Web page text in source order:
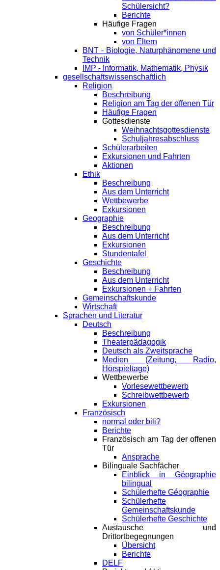
Schülersicht?
Berichte
Häufige Fragen
von Schüler*innen
von Eltern
BNT - Biologie, Naturphänomene und
Technik
IMP - Informatik, Mathematik, Physik
gesellschaftswissenschaftlich
Religion
Beschreibung
Religion am Tag der offenen Tür
Häufige Fragen
Gottesdienste
Weihnachtsgottesdienste
Schuljahresabschluss
Schülerarbeiten
Exkursionen und Fahrten
Aktionen
Ethik
Beschreibung
Aus dem Unterricht
Wettbewerbe
Exkursionen
Geographie
Beschreibung
Aus dem Unterricht
Exkursionen
Stundentafel
Geschichte
Beschreibung
Aus dem Unterricht
Exkursionen + Fahrten
Gemeinschaftskunde
Wirtschaft
Sprachen und Literatur
Deutsch
Beschreibung
Theaterpädagogik
Deutsch als Zweitsprache
Medien (Zeitung, Radio,
Hörspieltage)
Wettbewerbe
Vorlesewettbewerb
Schreibwettbewerb
Exkursionen
Französisch
normal oder bili?
Berichte
Französisch am Tag der offenen
Tür
Ansprache
Bilinguale Sachfächer
Einblick in Géographie
bilingual
Schülerhefte Géographie
Schülerhefte
Gemeinschaftskunde
Schülerhefte Geschichte
Austausche und
Drittortbegegnungen
Übersicht
Berichte
DELF